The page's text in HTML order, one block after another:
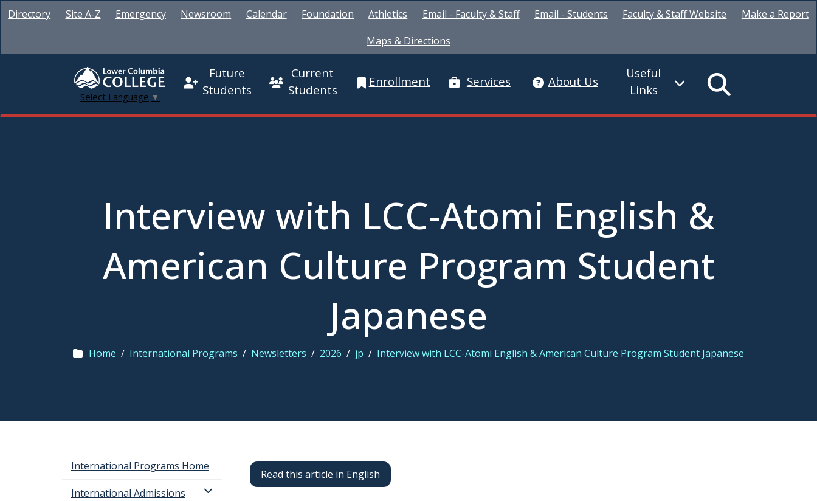
Directory Site A-Z Emergency Newsroom Calendar Foundation Athletics Email - Faculty & Staff Email - Students Faculty & Staff Website
Make a Report
Maps & Directions
Select Language ▼
Future
Students
Current
Students
Enrollment Services About Us
Useful
Links
Interview with LCC-Atomi English &
American Culture Program Student
Japanese
Home / International Programs / Newsletters / 2026 / jp / Interview with LCC-Atomi English & American Culture Program Student Japanese
International Programs Home
International Admissions
Read this article in English